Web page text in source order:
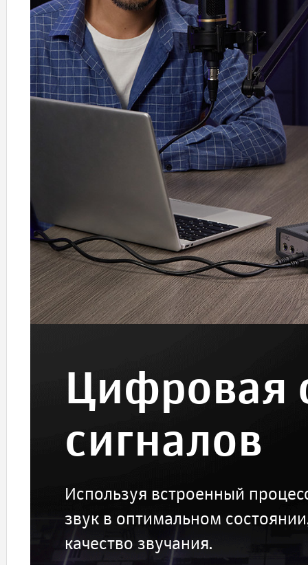
Цифровая
сигналов
Используя встроенный
звук в оптимальном
качество звучания.